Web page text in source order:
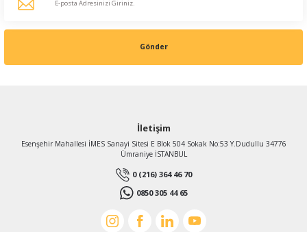
Gönder
İletişim
Esenşehir Mahallesi İMES Sanayi Sitesi E Blok 504 Sokak No:53 Y.Dudullu 34776
Ümraniye İSTANBUL
0 (216) 364 46 70
0850 305 44 65